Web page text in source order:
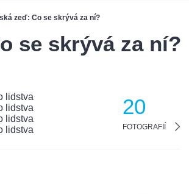
zeď: Co se skrývá za ní?
se skrývá za ní?
20
FOTOGRAFIÍ